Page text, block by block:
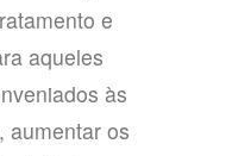
e
aqueles
às
aumentar os